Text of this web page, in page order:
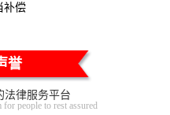
补偿
誉
法律服务平台
people to rest assured